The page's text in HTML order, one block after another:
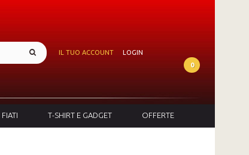
IL TUO ACCOUNT
LOGIN
0
FIATI T-SHIRT E GADGET OFFERTE